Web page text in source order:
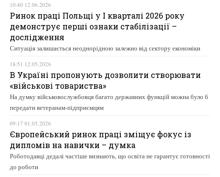
10:40 12.06.2026
Ринок праці Польщі у І кварталі 2026 року
демонструє перші ознаки стабілізації –
дослідження
Ситуація залишається неоднорідною залежно від сектору економіки
18:51 12.05.2026
В Україні пропонують дозволити створювати
«військові товариства»
На думку військовослужбовця багато державних функцій можна було б
передати ветеранам-підприємцям
09:17 01.05.2026
Європейський ринок праці зміщує фокус із
дипломів на навички – думка
Роботодавці дедалі частіше визнають, що освіта не гарантує готовності
до роботи